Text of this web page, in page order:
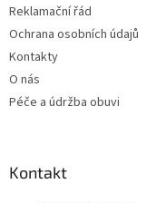
Reklamační řád
Ochrana osobních údajů
Kontakty
O nás
Péče a údržba obuvi
Kontakt